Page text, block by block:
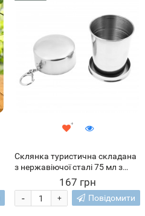
Склянка туристична складана
з нержавіючої сталі 75 мл з
карабіном (SH)167 грн
+
- Повідомити